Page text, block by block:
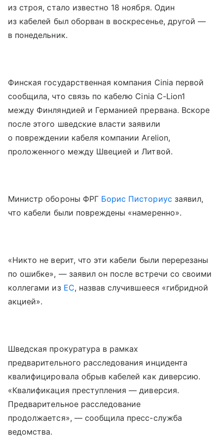
из строя, стало известно 18 ноября. Один
из кабелей был оборван в воскресенье, другой —
в понедельник.
Финская государственная компания Cinia первой
сообщила, что связь по кабелю Cinia C-Lion1
между Финляндией и Германией прервана. Вскоре
после этого шведские власти заявили
о повреждении кабеля компании Arelion,
проложенного между Швецией и Литвой.
Министр обороны ФРГ Борис Писториус заявил,
что кабели были повреждены «намеренно».
«Никто не верит, что эти кабели были перерезаны
по ошибке», — заявил он после встречи со своими
коллегами из ЕС, назвав случившееся «гибридной
акцией».
Шведская прокуратура в рамках
предварительного расследования инцидента
квалифицировала обрыв кабелей как диверсию.
«Квалификация преступления — диверсия.
Предварительное расследование
продолжается», — сообщила пресс-служба
ведомства.